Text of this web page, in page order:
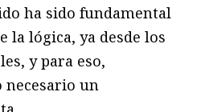
ha sido fundamental
la lógica, ya desde los
y para eso,
necesario un